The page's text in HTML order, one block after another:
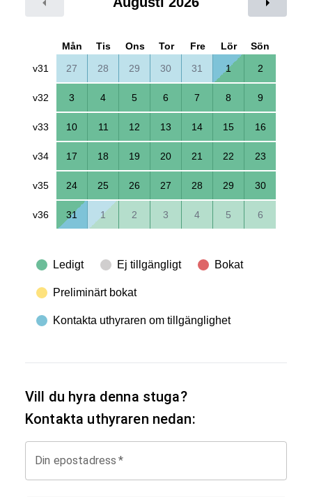
Mån Tis Ons Tor Fre Lör
Sön
v31
27 28 29 30 31 1 2
v32 3 4 5 6 7 8 9
v33 10 11 12 13 14 15 16
v34 17 18 19 20 21 22 23
v35 24 25 26 27 28 29 30
v36 31 1 2 3 4 5 6
Ledigt Ej tillgängligt Bokat
Preliminärt bokat
Kontakta uthyraren om tillgänglighet
Vill du hyra denna stuga?
Kontakta uthyraren nedan:
Din epostadress *